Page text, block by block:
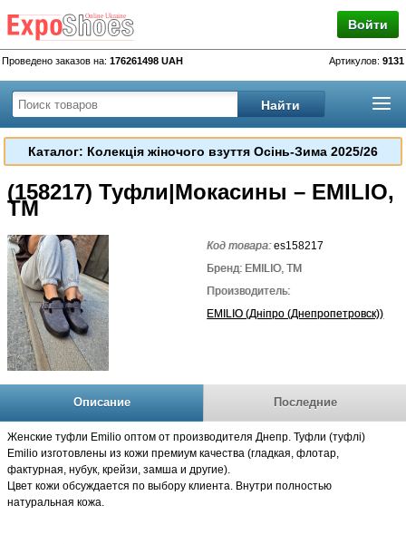
Войти
Проведено заказов на: 176261498 UAH Артикулов: 9131
Каталог: Колекція жіночого взуття Осінь-Зима 2025/26
(158217) Туфли|Мокасины – EMILIO,
TM
Код товара:es158217
Бренд: EMILIO, TM
Производитель:
EMILIO (Дніпро (Днепропетровск))
Описание Последние
Женские туфли Emilio оптом от производителя Днепр. Туфли (туфлi)
Emilio изготовлены из кожи премиум качества (гладкая, флотар,
фактурная, нубук, крейзи, замша и другие).
Цвет кожи обсуждается по выбору клиента. Внутри полностью
натуральная кожа.